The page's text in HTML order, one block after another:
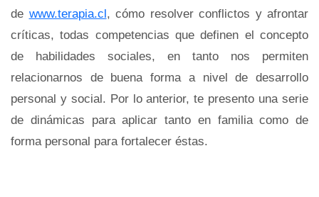
de www.terapia.cl, cómo resolver conflictos y afrontar
críticas, todas competencias que definen el concepto
de habilidades sociales, en tanto nos permiten
relacionarnos de buena forma a nivel de desarrollo
personal y social. Por lo anterior, te presento una serie
de dinámicas para aplicar tanto en familia como de
forma personal para fortalecer éstas.